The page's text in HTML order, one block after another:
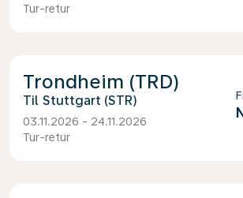
Tur-retur
Trondheim (TRD)
Stuttgart (STR)
03.11.2026 - 24.11.2026
Tur-retur